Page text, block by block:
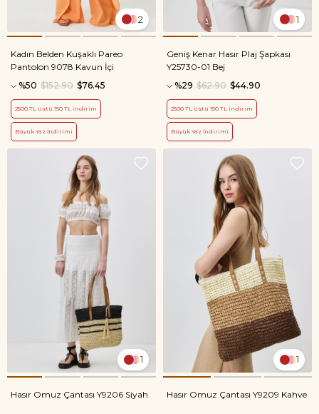
2
Kadın Belden Kuşaklı Pareo
Pantolon 9078 Kavun İçi
%50
$76.45
$152.90
2500 TL üstü 150 TL indirim
Büyük Yaz İndirimi
1
Geniş Kenar Hasır Plaj Şapkası
Y25730-01 Bej
%29
$44.90
$62.90
2500 TL üstü 150 TL indirim
Büyük Yaz İndirimi
1
Hasır Omuz Çantası Y9206 Siyah
1
Hasır Omuz Çantası Y9209 Kahve